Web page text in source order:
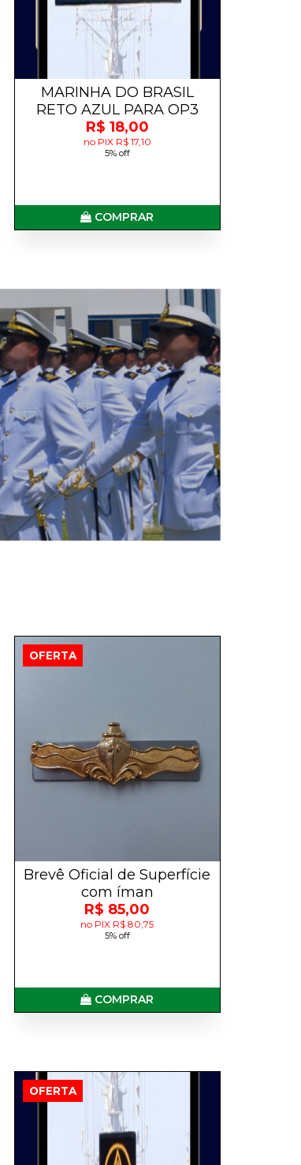
MARINHA DO BRASIL
RETO AZUL PARA OP3
R$ 18,00
no PIX R$ 17,10
5% off
COMPRAR
OFERTA
Brevê Oficial de Superfície
com íman
R$ 85,00
no PIX R$ 80,75
5% off
COMPRAR
OFERTA